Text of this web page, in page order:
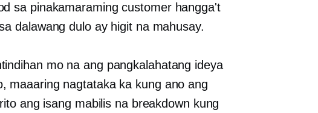
sa pinakamaraming customer hangga't
dalawang dulo ay higit na mahusay.
mo na ang pangkalahatang ideya
maaaring nagtataka ka kung ano ang
ang isang mabilis na breakdown kung